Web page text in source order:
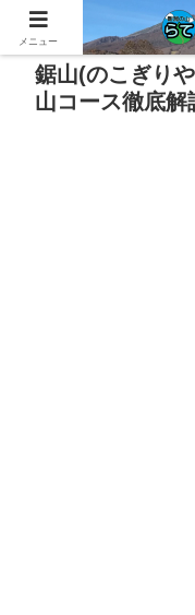
PR
鋸山(のこぎり
山コース徹底
メニュー